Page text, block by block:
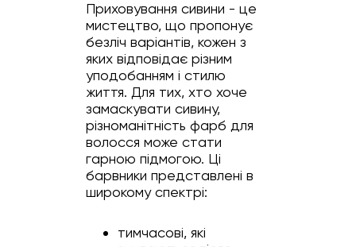
Приховування сивини - це
мистецтво, що пропонує
безліч варіантів, кожен з
яких відповідає різним
уподобанням і стилю
життя. Для тих, хто хоче
замаскувати сивину,
різноманітність фарб для
волосся може стати
гарною підмогою. Ці
барвники представлені в
широкому спектрі:
тимчасові, які